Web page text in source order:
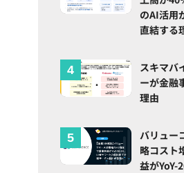
のAI活用
直結する
スキマバ
ーが金融
理由
バリュー
略コスト
益がYoY-